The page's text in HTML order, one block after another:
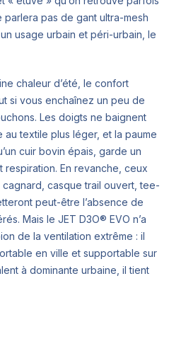
parlera pas de gant ultra-mesh
usage urbain et péri-urbain, le
chaleur d’été, le confort
si vous enchaînez un peu de
Les doigts ne baignent
au textile plus léger, et la paume
cuir bovin épais, garde un
En revanche, ceux
casque trail ouvert, tee-
peut-être l’absence de
Mais le JET D3O® EVO n’a
de la ventilation extrême : il
en ville et supportable sur
à dominante urbaine, il tient